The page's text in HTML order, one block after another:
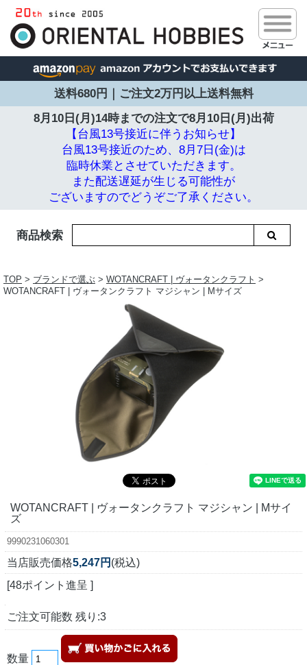
送料680円｜ご注文2万円以上送料無料
8月10日(月)14時までの注文で8月10日(月)出荷
【台風13号接近に伴うお知らせ】
台風13号接近のため、8月7日(金)は
臨時休業とさせていただきます。
また配送遅延が生じる可能性が
ございますのでどうぞご了承ください。
商品検索
TOP > ブランドで選ぶ > WOTANCRAFT | ヴォータンクラフト >
WOTANCRAFT | ヴォータンクラフト マジシャン | Mサイズ
WOTANCRAFT | ヴォータンクラフト マジシャン | Mサイ
ズ
9990231060301
当店販売価格5,247円 (税込)
[48ポイント進呈 ]
ご注文可能数 残り:3
数量